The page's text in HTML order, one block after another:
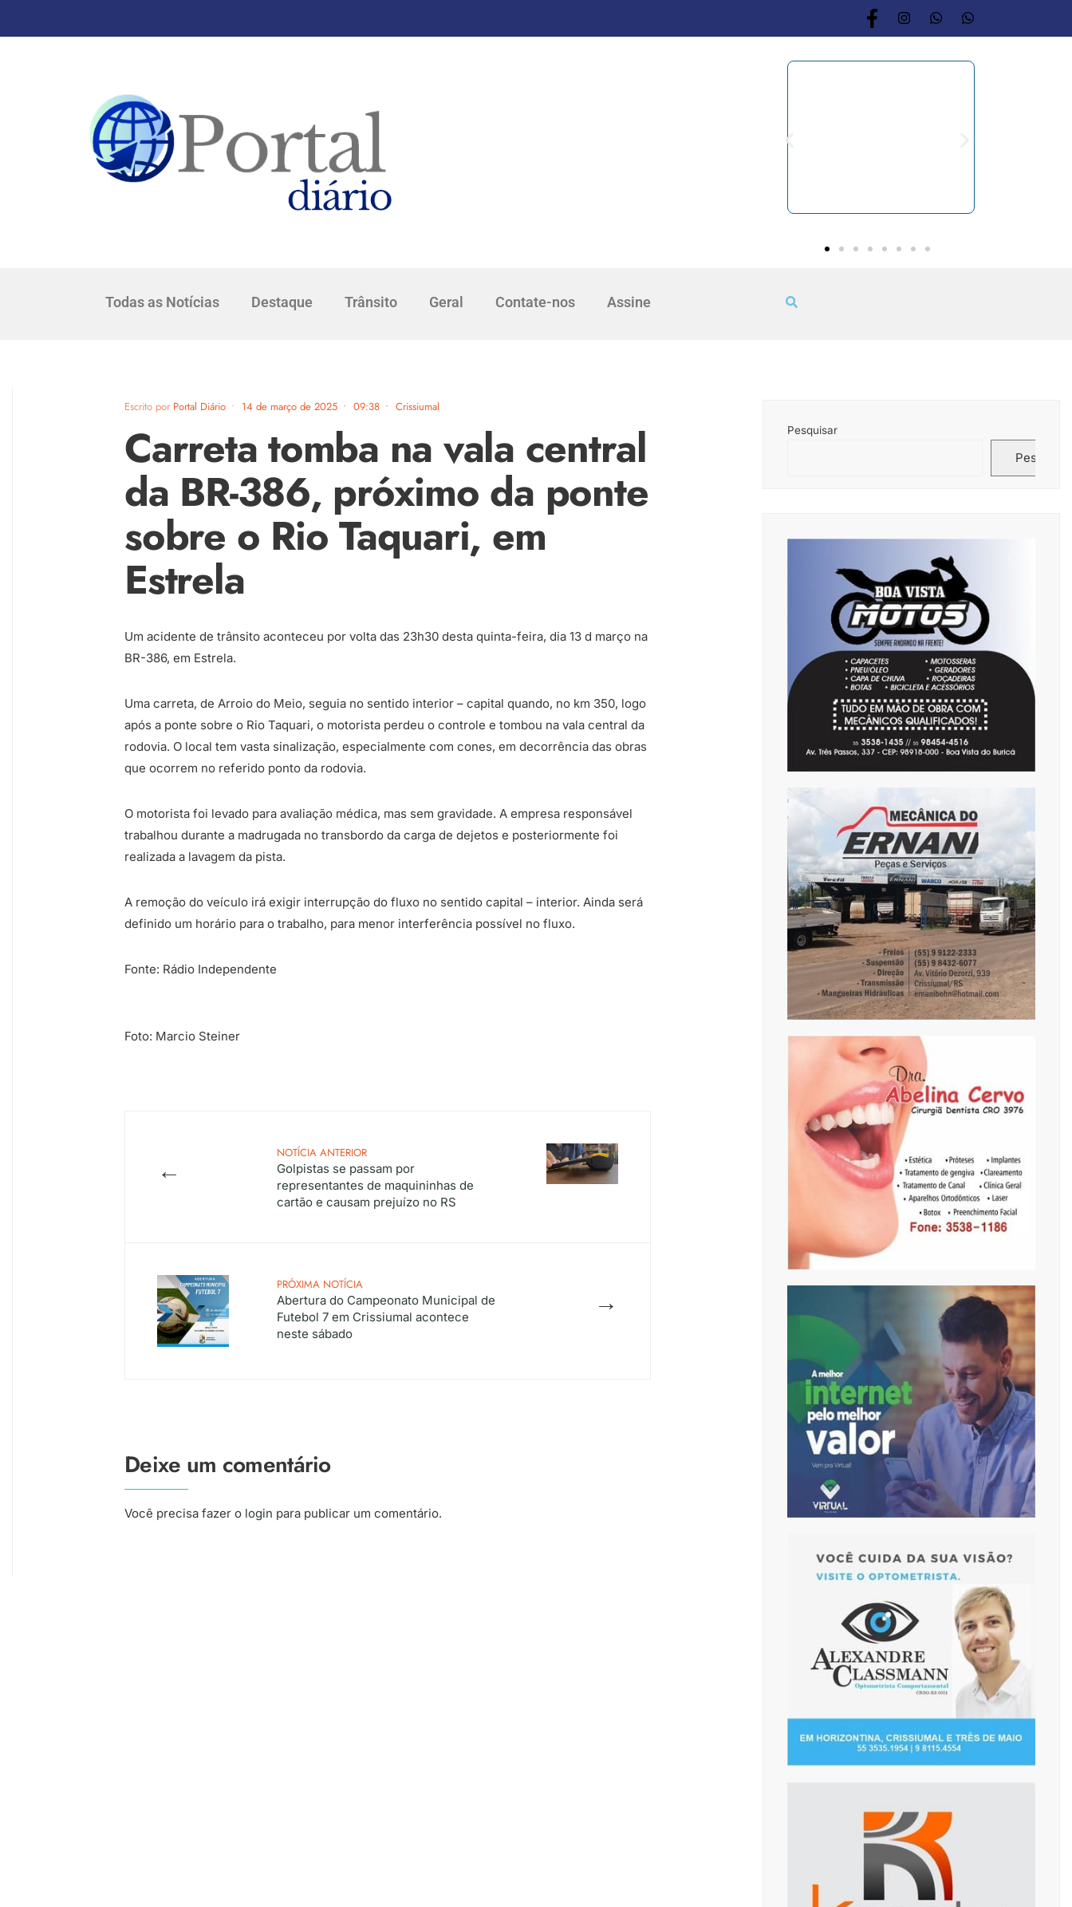
Todas as Notícias Destaque Trânsito Geral Contate-nos Assine
Escrito por Portal Diário • 14 de março de 2025 • 09:38 • Crissiumal
Carreta tomba na vala central
da BR-386, próximo da ponte
sobre o Rio Taquari, em
Estrela
Um acidente de trânsito aconteceu por volta das 23h30 desta quinta-feira, dia 13 d março na
BR-386, em Estrela.
Uma carreta, de Arroio do Meio, seguia no sentido interior – capital quando, no km 350, logo
após a ponte sobre o Rio Taquari, o motorista perdeu o controle e tombou na vala central da
rodovia. O local tem vasta sinalização, especialmente com cones, em decorrência das obras
que ocorrem no referido ponto da rodovia.
O motorista foi levado para avaliação médica, mas sem gravidade. A empresa responsável
trabalhou durante a madrugada no transbordo da carga de dejetos e posteriormente foi
realizada a lavagem da pista.
A remoção do veículo irá exigir interrupção do fluxo no sentido capital – interior. Ainda será
definido um horário para o trabalho, para menor interferência possível no fluxo.
Fonte: Rádio Independente
Foto: Marcio Steiner
←
NOTÍCIA ANTERIOR
Golpistas se passam por
representantes de maquininhas de
cartão e causam prejuízo no RS
→
PRÓXIMA NOTÍCIA
Abertura do Campeonato Municipal de
Futebol 7 em Crissiumal acontece
neste sábado
Deixe um comentário
Você precisa fazer o login para publicar um comentário.
Pesquisar
Pesquisar